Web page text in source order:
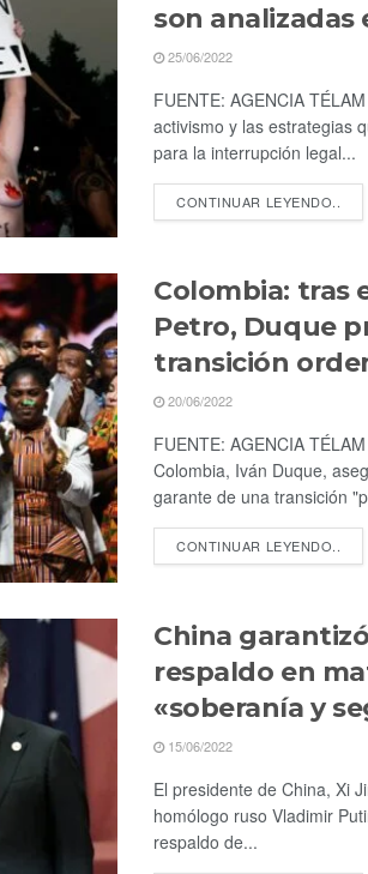
son analizadas
25/06/2022
FUENTE: AGENCIA
activismo y las estrategias
para la interrupción legal...
CONTINUAR LEYENDO..
Colombia: tras
Petro, Duque
transición
20/06/2022
FUENTE: AGENCIA
Colombia, Iván Duque,
garante de una transición
CONTINUAR LEYENDO..
China
respaldo en
«soberanía y
15/06/2022
El presidente de China, Xi
homólogo ruso Vladimir
respaldo de...